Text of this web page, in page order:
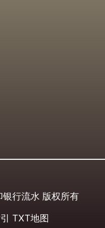
银行流水 版权所有
TXT地图